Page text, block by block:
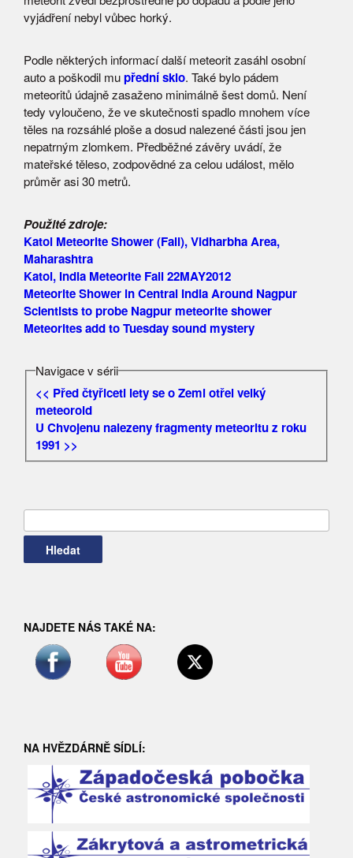
vyjádření nebyl vůbec horký.
Podle některých informací další meteorit zasáhl osobní
auto a poškodil mupřední sklo. Také bylo pádem
meteoritů údajně zasaženo minimálně šest domů. Není
tedy vyloučeno, že ve skutečnosti spadlo mnohem více
těles na rozsáhlé ploše a dosud nalezené části jsou jen
nepatrným zlomkem. Předběžné závěry uvádí, že
mateřské těleso, zodpovědné za celou událost, mělo
průměr asi 30 metrů.
Použité zdroje:
Katol Meteorite Shower (Fall), Vidharbha Area,
Maharashtra
Katol, India Meteorite Fall 22MAY2012
Meteorite Shower in Central India Around Nagpur
Scientists to probe Nagpur meteorite shower
Meteorites add to Tuesday sound mystery
Navigace v sérii
<< Před čtyřiceti lety se o Zemi otřel velký
meteoroid
U Chvojenu nalezeny fragmenty meteoritu z roku
1991 >>
NAJDETE NÁS TAKÉ NA:
NA HVĚZDÁRNĚ SÍDLÍ: